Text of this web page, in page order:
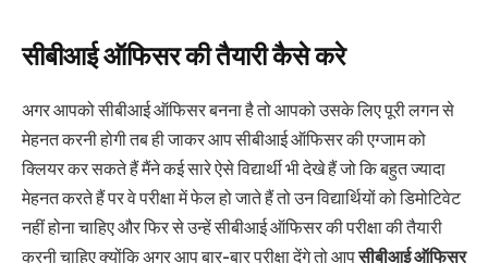
सीबीआई ऑफिसर की तैयारी कैसे करे
अगर आपको सीबीआई ऑफिसर बनना है तो आपको उसके लिए पूरी लगन से
मेहनत करनी होगी तब ही जाकर आप सीबीआई ऑफिसर की एग्जाम को
क्लियर कर सकते हैं मैंने कई सारे ऐसे विद्यार्थी भी देखे हैं जो कि बहुत ज्यादा
मेहनत करते हैं पर वे परीक्षा में फेल हो जाते हैं तो उन विद्यार्थियों को डिमोटिवेट
नहीं होना चाहिए और फिर से उन्हें सीबीआई ऑफिसर की परीक्षा की तैयारी
करनी चाहिए क्योंकि अगर आप बार-बार परीक्षा देंगे तो आपसीबीआई ऑफिसर